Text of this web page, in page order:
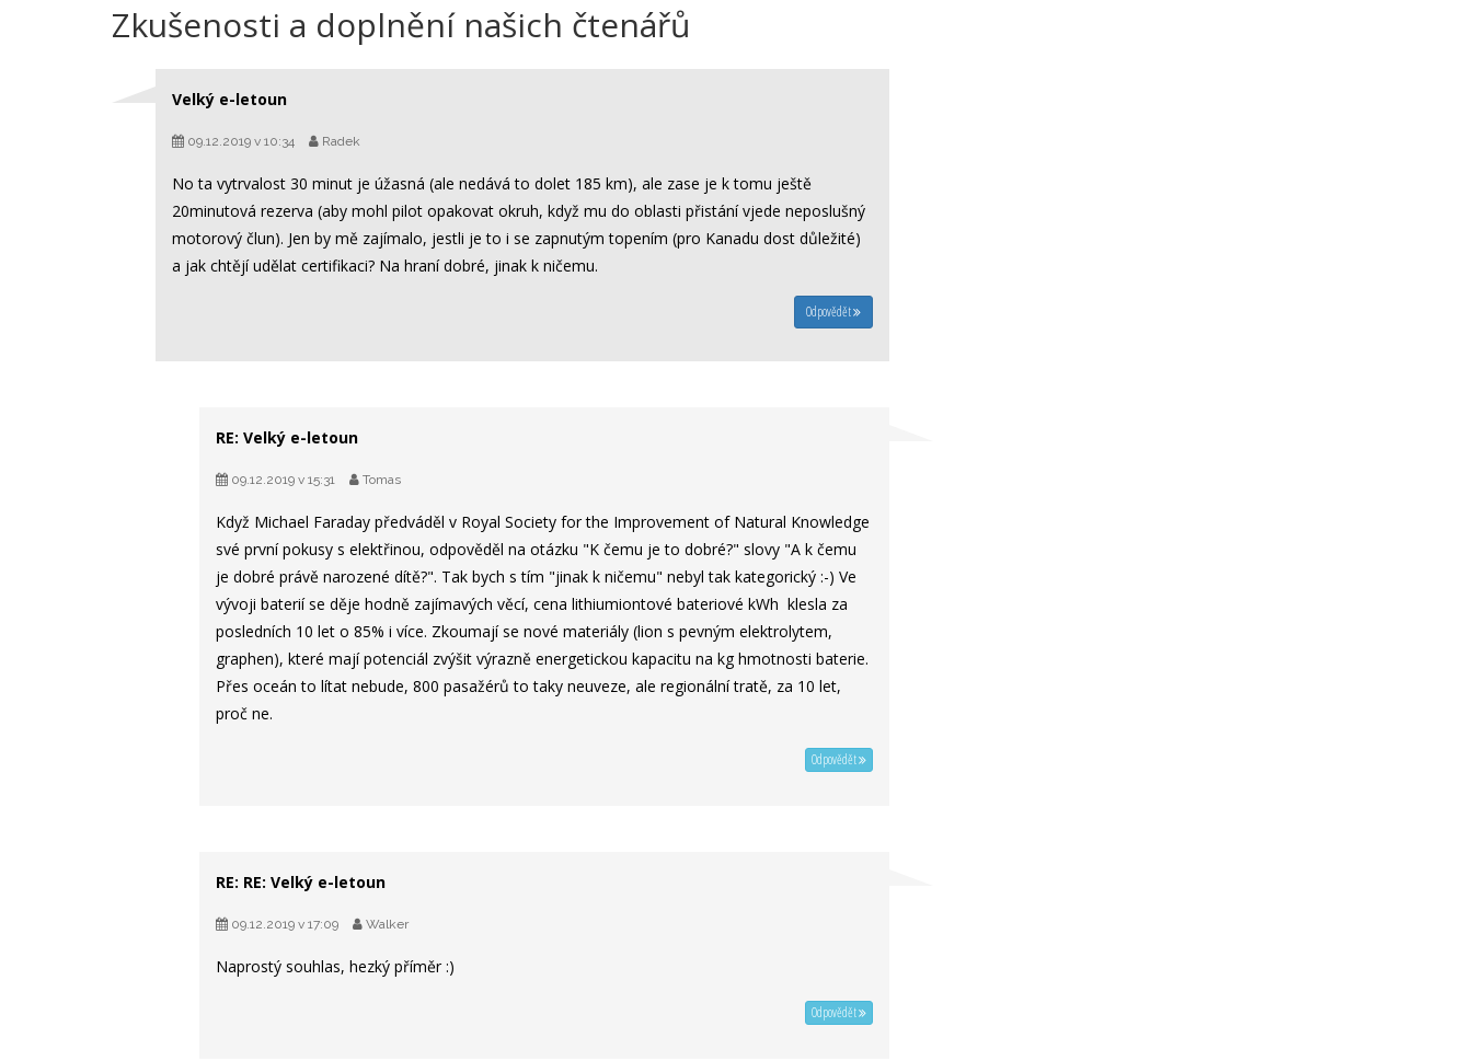
Zkušenosti a doplnění našich čtenářů
Velký e-letoun
09.12.2019 v 10:34 Radek
No ta vytrvalost 30 minut je úžasná (ale nedává to dolet 185 km), ale zase je k tomu ještě
20minutová rezerva (aby mohl pilot opakovat okruh, když mu do oblasti přistání vjede neposlušný
motorový člun). Jen by mě zajímalo, jestli je to i se zapnutým topením (pro Kanadu dost důležité)
a jak chtějí udělat certifikaci? Na hraní dobré, jinak k ničemu.
Odpovědět
RE: Velký e-letoun
09.12.2019 v 15:31 Tomas
Když Michael Faraday předváděl v Royal Society for the Improvement of Natural Knowledge
své první pokusy s elektřinou, odpověděl na otázku "K čemu je to dobré?" slovy "A k čemu
je dobré právě narozené dítě?". Tak bych s tím "jinak k ničemu" nebyl tak kategorický :-) Ve
vývoji baterií se děje hodně zajímavých věcí, cena lithiumiontové bateriové kWh klesla za
posledních 10 let o 85% i více. Zkoumají se nové materiály (lion s pevným elektrolytem,
graphen), které mají potenciál zvýšit výrazně energetickou kapacitu na kg hmotnosti baterie.
Přes oceán to lítat nebude, 800 pasažérů to taky neuveze, ale regionální tratě, za 10 let,
proč ne.
Odpovědět
RE: RE: Velký e-letoun
09.12.2019 v 17:09 Walker
Naprostý souhlas, hezký příměr :)
Odpovědět